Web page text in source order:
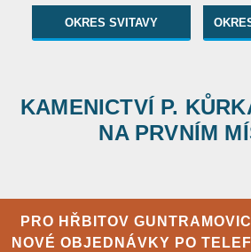
OKRES SVITAVY
KAMENICTVÍ P.
NA PRVNÍM
PRO HŘBITOV
NOVÉ OBJEDNÁVKY PO